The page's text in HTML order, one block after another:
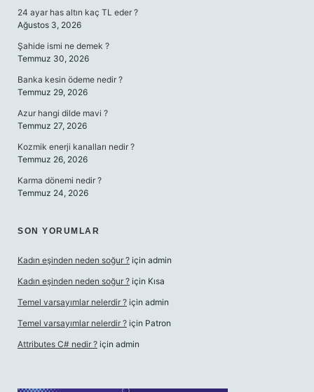
24 ayar has altın kaç TL eder ?
Ağustos 3, 2026
Şahide ismi ne demek ?
Temmuz 30, 2026
Banka kesin ödeme nedir ?
Temmuz 29, 2026
Azur hangi dilde mavi ?
Temmuz 27, 2026
Kozmik enerji kanalları nedir ?
Temmuz 26, 2026
Karma dönemi nedir ?
Temmuz 24, 2026
SON YORUMLAR
Kadın eşinden neden soğur ? için admin
Kadın eşinden neden soğur ? için Kısa
Temel varsayımlar nelerdir ? için admin
Temel varsayımlar nelerdir ? için Patron
Attributes C# nedir ? için admin